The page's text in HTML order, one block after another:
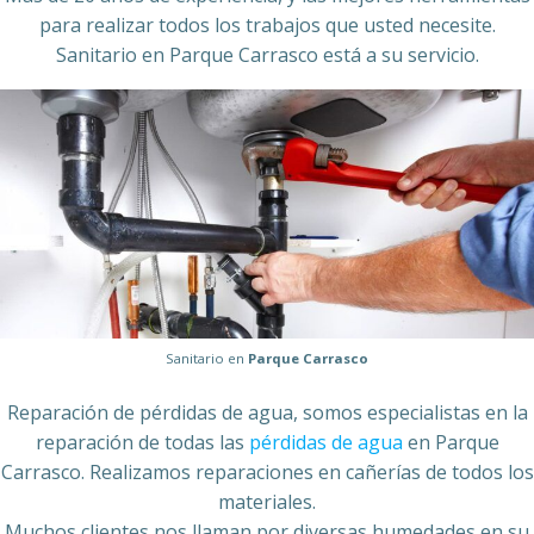
para realizar todos los trabajos que usted necesite.
Sanitario en Parque Carrasco está a su servicio.
Sanitario en Parque Carrasco
Reparación de pérdidas de agua, somos especialistas en la
reparación de todas las pérdidas de agua en Parque
Carrasco. Realizamos reparaciones en cañerías de todos los
materiales.